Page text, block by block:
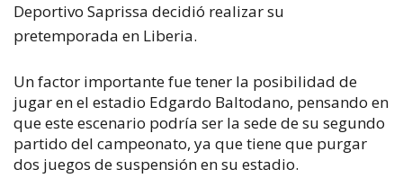
Deportivo Saprissa decidió realizar su
pretemporada en Liberia.
Un factor importante fue tener la posibilidad de
jugar en el estadio Edgardo Baltodano, pensando en
que este escenario podría ser la sede de su segundo
partido del campeonato, ya que tiene que purgar
dos juegos de suspensión en su estadio.